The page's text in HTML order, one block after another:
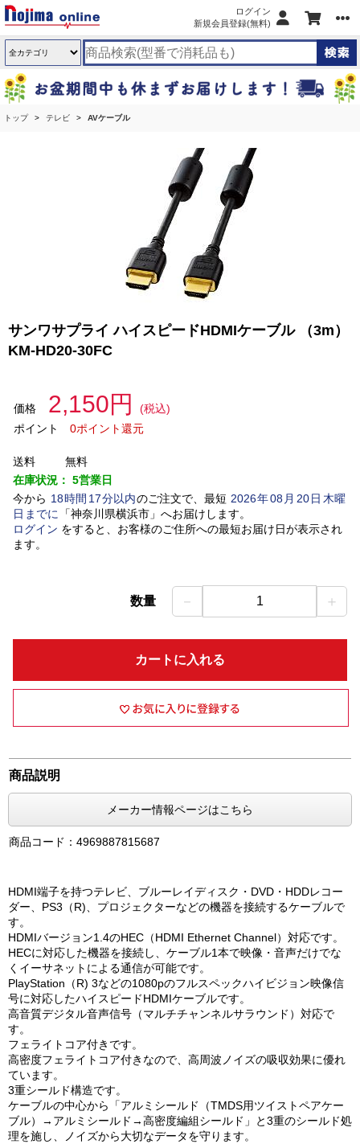
ログイン
新規会員登録(無料)
トップ テレビ AVケーブル
サンワサプライ ハイスピードHDMIケーブル （3m）
KM-HD20-30FC
価格 2,150円
(税込)
ポイント
0ポイント還元
送料
無料
在庫状況： 5営業日
今から 18時間 17分以内のご注文で、最短 2026年08 月 20日木曜
日 までに 「神奈川県横浜市」 へお届けします。
ログイン をすると、お客様のご住所への最短お届け日が表示され
ます。
数量 － 1 ＋
カートに入れる
商品説明
メーカー情報ページはこちら
商品コード：4969887815687
HDMI端子を持つテレビ、ブルーレイディスク・DVD・HDDレコー
ダー、PS3（R)、プロジェクターなどの機器を接続するケーブルで
す。
HDMIバージョン1.4のHEC（HDMI Ethernet Channel）対応です。
HECに対応した機器を接続し、ケーブル1本で映像・音声だけでな
くイーサネットによる通信が可能です。
PlayStation（R) 3などの1080pのフルスペックハイビジョン映像信
号に対応したハイスピードHDMIケーブルです。
高音質デジタル音声信号（マルチチャンネルサラウンド）対応で
す。
フェライトコア付きです。
高密度フェライトコア付きなので、高周波ノイズの吸収効果に優れ
ています。
3重シールド構造です。
ケーブルの中心から「アルミシールド（TMDS用ツイストペアケー
ブル）→アルミシールド→高密度編組シールド」と3重のシールド処
理を施し、ノイズから大切なデータを守ります。